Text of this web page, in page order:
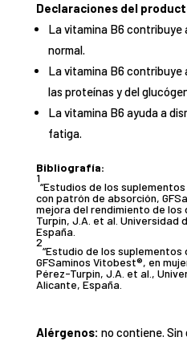
Declaraciones del
La vitamina B6 contribuye
normal.
La vitamina B6 contribuye
las proteínas y del
La vitamina B6 ayuda a
fatiga.
Bibliografía:
1
“Estudios de los
con patrón de absorción,
mejora del rendimiento de los
Turpin, J.A. et al. Universidad
España.
2
“Estudio de los
GFSaminos Vitobest®, en
Pérez-Turpin, J.A. et al.,
Alicante, España.
Alérgenos: no contiene. Sin